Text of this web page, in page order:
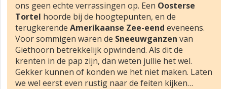
ons geen echte verrassingen op. Een Oosterse
Tortel hoorde bij de hoogtepunten, en de
terugkerende Amerikaanse Zee-eend eveneens.
Voor sommigen waren de Sneeuwganzen van
Giethoorn betrekkelijk opwindend. Als dit de
krenten in de pap zijn, dan weten jullie het wel.
Gekker kunnen of konden we het niet maken. Laten
we wel eerst even rustig naar de feiten kijken…